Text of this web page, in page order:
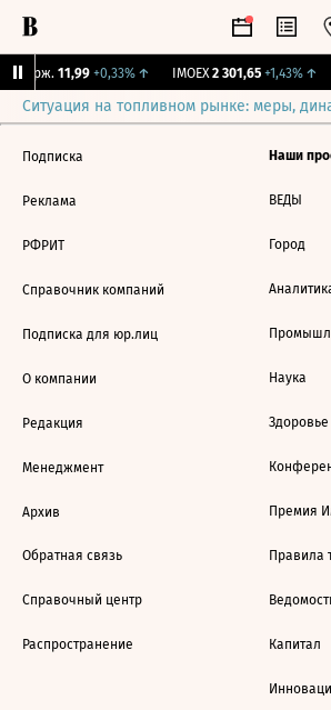
Бирж. 11,99 +0,33%↑ IMOEX 2 301,65 +1,43%↑
Ситуация на топливном рынке: меры,
Подписка
Реклама
РФРИТ
Справочник компаний
Подписка для юр.лиц
О компании
Редакция
Менеджмент
Архив
Обратная связь
Справочный центр
Распространение
Наши
ВЕДЫ
Город
Наука
Здоровье
Премия
Правила
Капитал